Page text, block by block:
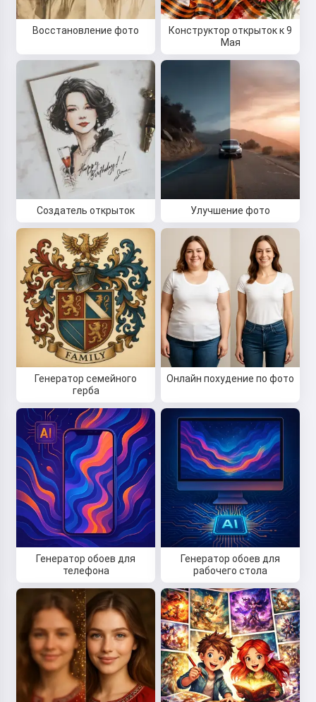
Восстановление фото
Конструктор открыток к 9
Мая
Создатель открыток Улучшение фото
Генератор семейного
герба
Онлайн похудение по фото
Генератор обоев для
телефона
Генератор обоев для
рабочего стола